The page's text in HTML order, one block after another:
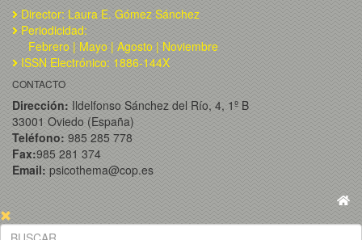
Director: Laura E. Gómez Sánchez
Periodicidad:
Febrero | Mayo | Agosto | Noviembre
ISSN Electrónico: 1886-144X
CONTACTO
Dirección: Ildelfonso Sánchez del Río, 4, 1º B
33001 Oviedo (España)
Teléfono: 985 285 778
Fax:985 281 374
Email: psicothema@cop.es